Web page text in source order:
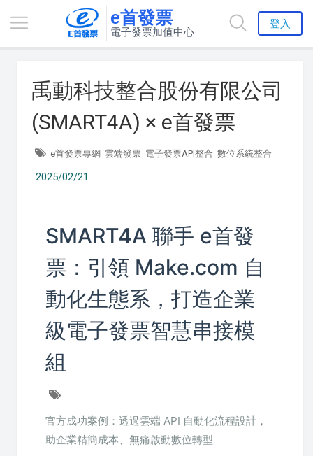
e首發票
電子發票加值中心
登入
禹動科技整合股份有限公司
(SMART4A) × e首發票
e首發票專網 雲端發票 電子發票API整合 數位系統整合
2025/02/21
SMART4A 聯手 e首發
票：引領 Make.com 自
動化生態系，打造企業
級電子發票智慧串接模
組
官方成功案例：透過雲端 API 自動化流程設計，
助企業精簡成本、無痛啟動數位轉型